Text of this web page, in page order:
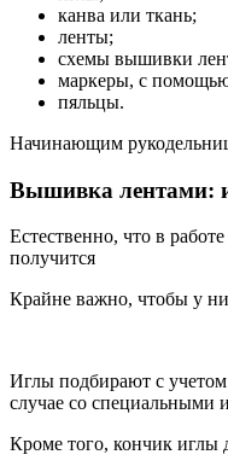
канва или ткань;
ленты;
схемы вышивки
маркеры, с помощью
пяльцы.
Начинающим
Вышивка лентами:
Естественно, что в
получится
Крайне важно, чтобы у
Иглы подбирают с
случае со специальными
Кроме того, кончик иглы